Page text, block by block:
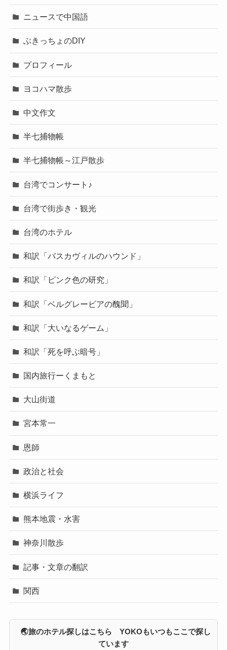
ニュースで中国語
ぶきっちょのDIY
プロフィール
ヨコハマ散歩
中文作文
半七捕物帳
半七捕物帳～江戸散歩
台湾でコンサート♪
台湾で街歩き・観光
台湾のホテル
和訳「バスカヴィルのハウンド」
和訳「ピンク色の研究」
和訳「ベルグレービアの醜聞」
和訳「大いなるゲーム」
和訳「死を呼ぶ暗号」
国内旅行ーくまもと
大山街道
宮本常一
恩師
政治と社会
横浜ライフ
熊本地震・水害
神奈川散歩
記事・文章の翻訳
関西
🌏旅のホテル探しはこちら YOKOもいつもここで探し
ています